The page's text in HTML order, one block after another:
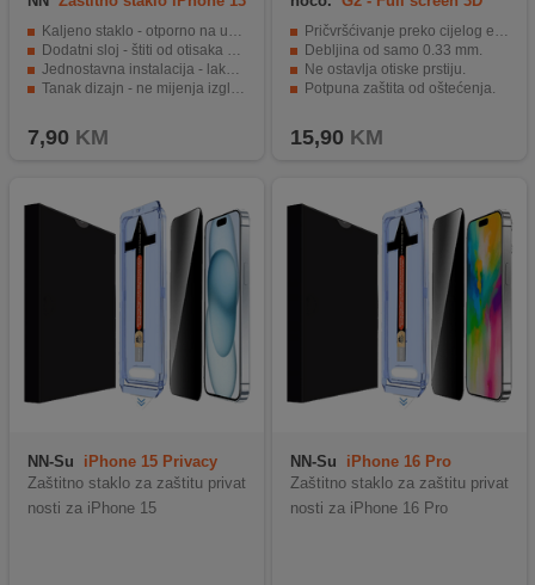
Kaljeno staklo - otporno na udarce.
Dodatni sloj - štiti od otisaka prstiju.
Jednostavna instalacija - lako postavljanje.
Tanak dizajn - ne mijenja izgled uređaja.
7,90 KM
Pričvršćivanje preko cijelog ekrana.
Debljina od samo 0.33 mm.
Ne ostavlja otiske prstiju.
Potpuna zaštita od oštećenja.
15,90 KM
NN-Su
iPhone 15 Privacy
Tempered Glass
Zaštitno staklo za zaštitu privat
nosti za iPhone 15
NN-Su
iPhone 16 Pro
Privacy Temp. Glass
Zaštitno staklo za zaštitu privat
nosti za iPhone 16 Pro